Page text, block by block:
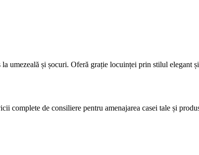
umezeală și șocuri. Oferă grație locuinței prin stilul
de consiliere pentru amenajarea casei tale și